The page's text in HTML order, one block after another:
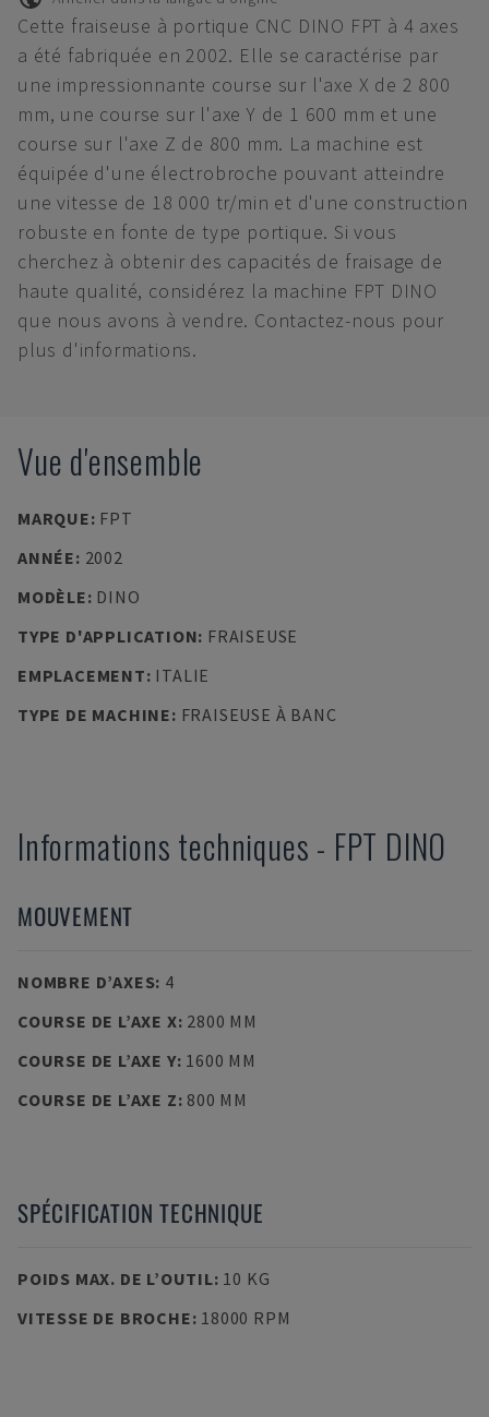
Cette fraiseuse à portique CNC DINO FPT à 4 axes
a été fabriquée en 2002. Elle se caractérise par
une impressionnante course sur l'axe X de 2 800
mm, une course sur l'axe Y de 1 600 mm et une
course sur l'axe Z de 800 mm. La machine est
équipée d'une électrobroche pouvant atteindre
une vitesse de 18 000 tr/min et d'une construction
robuste en fonte de type portique. Si vous
cherchez à obtenir des capacités de fraisage de
haute qualité, considérez la machine FPT DINO
que nous avons à vendre. Contactez-nous pour
plus d'informations.
Vue d'ensemble
MARQUE: FPT
ANNÉE: 2002
MODÈLE: DINO
TYPE D'APPLICATION: FRAISEUSE
EMPLACEMENT: ITALIE
TYPE DE MACHINE: FRAISEUSE À BANC
Informations techniques - FPT DINO
MOUVEMENT
NOMBRE D’AXES: 4
COURSE DE L’AXE X: 2800 MM
COURSE DE L’AXE Y: 1600 MM
COURSE DE L’AXE Z: 800 MM
SPÉCIFICATION TECHNIQUE
POIDS MAX. DE L’OUTIL: 10 KG
VITESSE DE BROCHE: 18000 RPM